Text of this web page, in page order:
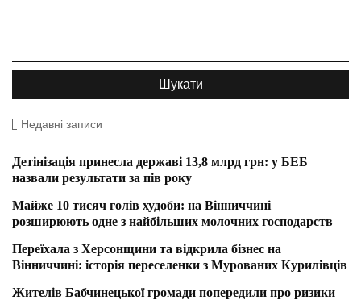
Недавні записи
Детінізація принесла державі 13,8 млрд грн: у БЕБ
назвали результати за пів року
Майже 10 тисяч голів худоби: на Вінниччині
розширюють одне з найбільших молочних господарств
Переїхала з Херсонщини та відкрила бізнес на
Вінниччині: історія переселенки з Мурованих Курилівців
Жителів Бабчинецької громади попередили про ризики